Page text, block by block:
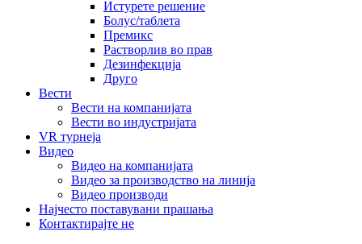
Истурете решение
Болус/таблета
Премикс
Растворлив во прав
Дезинфекција
Друго
Вести
Вести на компанијата
Вести во индустријата
VR турнеја
Видео
Видео на компанијата
Видео за производство на линија
Видео производи
Најчесто поставувани прашања
Контактирајте не